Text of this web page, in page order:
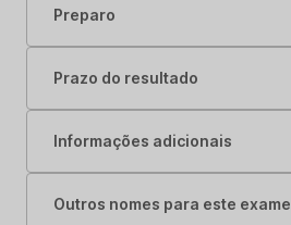
Preparo
Prazo do resultado
Informações adicionais
Outros nomes para este exame